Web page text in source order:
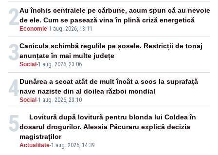
2 Economie-1 aug. 2026, 18:11
Au închis centralele pe cărbune, acum spun că au nevoie
de ele. Cum se pasează vina în plină criză energetică
3Social -1 aug. 2026, 23:06
Canicula schimbă regulile pe șosele. Restricții de tonaj
anunțate în mai multe județe
4Social -1 aug. 2026, 23:10
Dunărea a secat atât de mult încât a scos la suprafață
nave naziste din al doilea război mondial
5
Actualitate-1 aug. 2026, 14:39
Lovitură după lovitură pentru blonda lui Coldea în
dosarul drogurilor. Alessia Păcuraru explică decizia
magistraților